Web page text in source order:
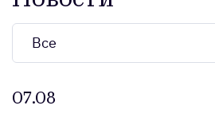
Все
07.08